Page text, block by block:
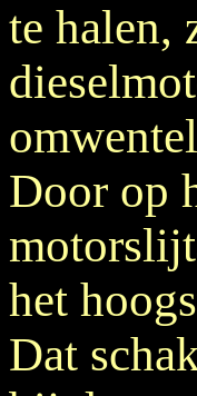
te halen,
Door op
het
Dat